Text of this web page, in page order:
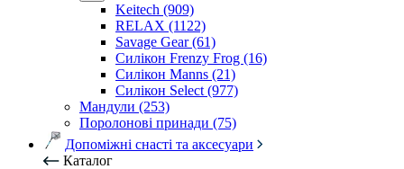
Keitech (909)
RELAX (1122)
Savage Gear (61)
Силікон Frenzy Frog (16)
Силікон Manns (21)
Силікон Select (977)
Мандули (253)
Поролонові принади (75)
Допоміжні снасті та аксесуари
Каталог